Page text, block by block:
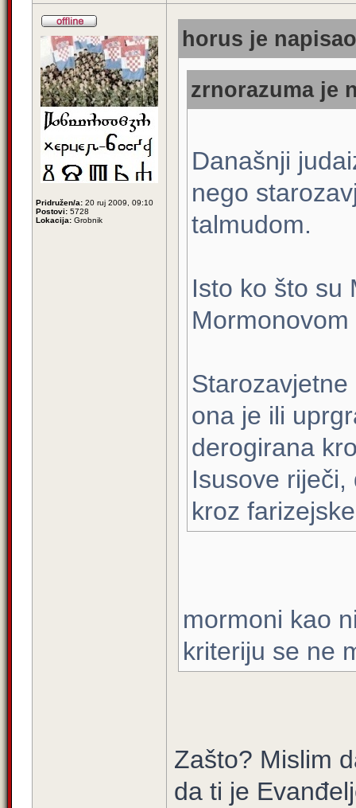
Pridružen/a: 20 ruj 2009, 09:10
Postovi: 5728
Lokacija: Grobnik
horus je
zrnorazuma je
Današnji
nego
talmudom.
Isto ko što su
ona je ili
derogirana
Isusove
kroz
mormoni kao
kriteriju se ne
Zašto? Mislim
da ti je